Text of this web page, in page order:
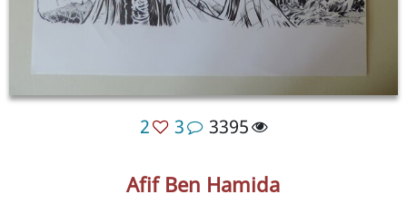
2 3 3395
Afif Ben Hamida